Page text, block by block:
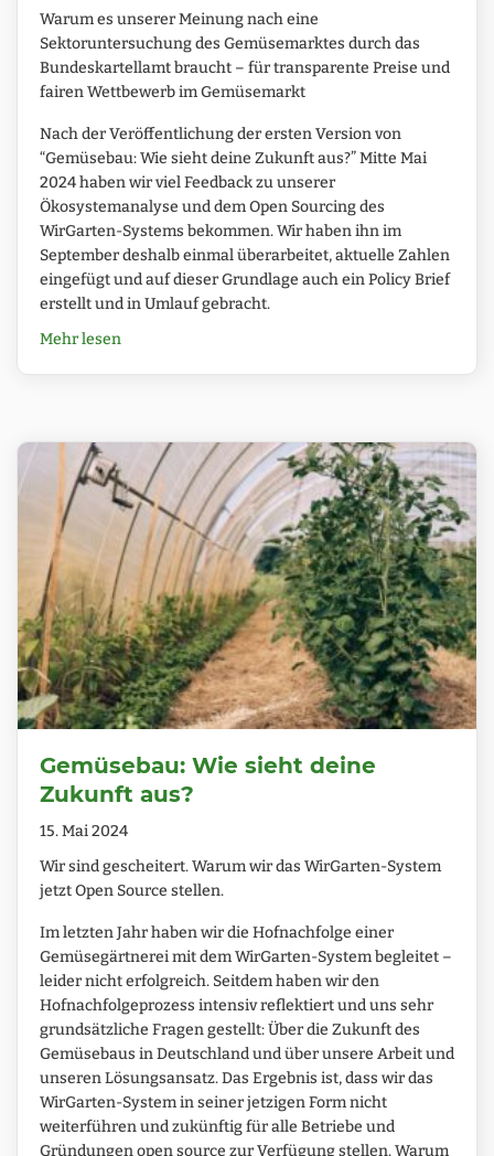
Warum es unserer Meinung nach eine
Sektoruntersuchung des Gemüsemarktes durch das
Bundeskartellamt braucht – für transparente Preise und
fairen Wettbewerb im Gemüsemarkt
Nach der Veröffentlichung der ersten Version von
“Gemüsebau: Wie sieht deine Zukunft aus?” Mitte Mai
2024 haben wir viel Feedback zu unserer
Ökosystemanalyse und dem Open Sourcing des
WirGarten-Systems bekommen. Wir haben ihn im
September deshalb einmal überarbeitet, aktuelle Zahlen
eingefügt und auf dieser Grundlage auch ein Policy Brief
erstellt und in Umlauf gebracht.
Mehr lesen
Gemüsebau: Wie sieht deine
Zukunft aus?
15. Mai 2024
Wir sind gescheitert. Warum wir das WirGarten-System
jetzt Open Source stellen.
Im letzten Jahr haben wir die Hofnachfolge einer
Gemüsegärtnerei mit dem WirGarten-System begleitet –
leider nicht erfolgreich. Seitdem haben wir den
Hofnachfolgeprozess intensiv reflektiert und uns sehr
grundsätzliche Fragen gestellt: Über die Zukunft des
Gemüsebaus in Deutschland und über unsere Arbeit und
unseren Lösungsansatz. Das Ergebnis ist, dass wir das
WirGarten-System in seiner jetzigen Form nicht
weiterführen und zukünftig für alle Betriebe und
Gründungen open source zur Verfügung stellen. Warum